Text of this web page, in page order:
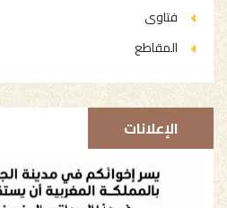
فتاوى
المقاطع
الإعلانات